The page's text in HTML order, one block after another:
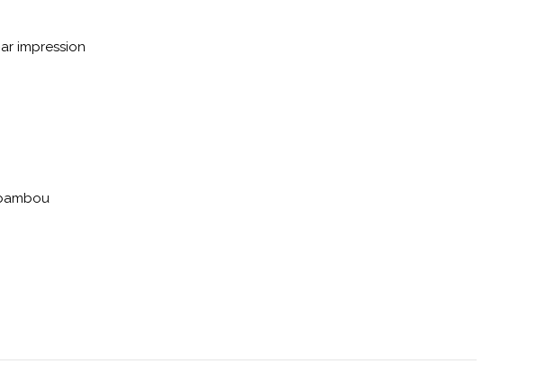
impression